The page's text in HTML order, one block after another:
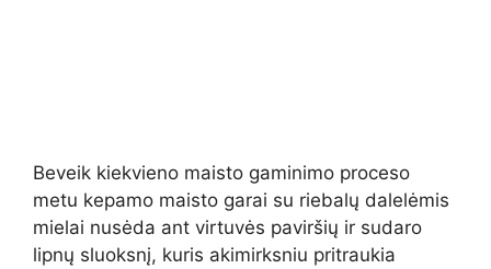
Beveik kiekvieno maisto gaminimo proceso
metu kepamo maisto garai su riebalų dalelėmis
mielai nusėda ant virtuvės paviršių ir sudaro
lipnų sluoksnį, kuris akimirksniu pritraukia